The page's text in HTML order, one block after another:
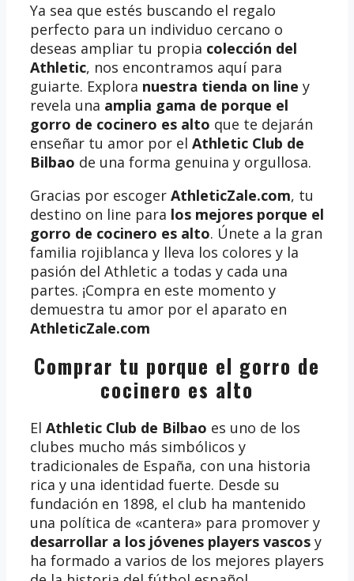
Ya sea que estés buscando el regalo
perfecto para un individuo cercano o
deseas ampliar tu propia colección del
Athletic, nos encontramos aquí para
guiarte. Explora nuestra tienda on line y
revela una amplia gama de porque el
gorro de cocinero es alto que te dejarán
enseñar tu amor por el Athletic Club de
Bilbao de una forma genuina y orgullosa.
Gracias por escoger AthleticZale.com, tu
destino on line para los mejores porque el
gorro de cocinero es alto. Únete a la gran
familia rojiblanca y lleva los colores y la
pasión del Athletic a todas y cada una
partes. ¡Compra en este momento y
demuestra tu amor por el aparato en
AthleticZale.com
Comprar tu porque el gorro de
cocinero es alto
El Athletic Club de Bilbao es uno de los
clubes mucho más simbólicos y
tradicionales de España, con una historia
rica y una identidad fuerte. Desde su
fundación en 1898, el club ha mantenido
una política de «cantera» para promover y
desarrollar a los jóvenes players vascos y
ha formado a varios de los mejores players